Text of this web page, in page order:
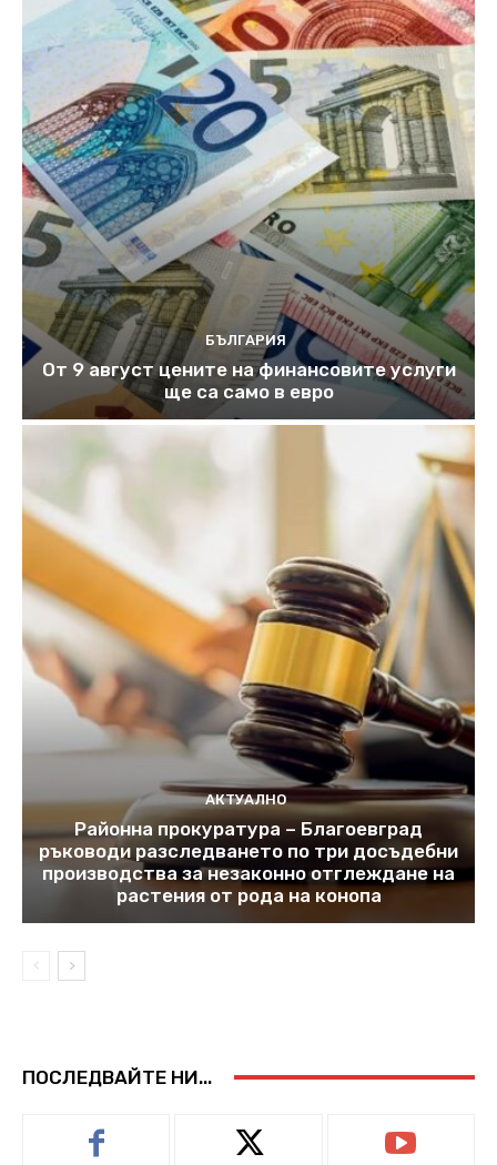
БЪЛГАРИЯ
От 9 август цените на финансовите услуги
ще са само в евро
АКТУАЛНО
Районна прокуратура – Благоевград
ръководи разследването по три досъдебни
производства за незаконно отглеждане на
растения от рода на конопа
ПОСЛЕДВАЙТЕ НИ...